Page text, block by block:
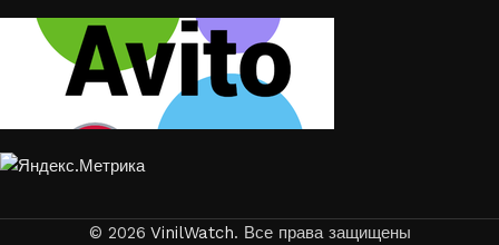
© 2026 VinilWatch. Все права защищены